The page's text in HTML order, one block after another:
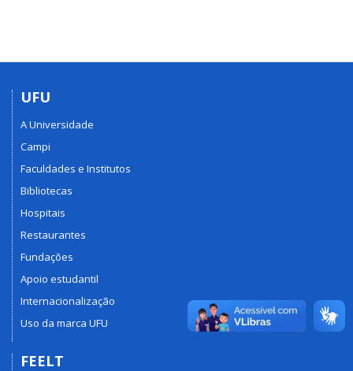
UFU
A Universidade
Campi
Faculdades e Institutos
Bibliotecas
Hospitais
Restaurantes
Fundações
Apoio estudantil
Internacionalização
Uso da marca UFU
FEELT